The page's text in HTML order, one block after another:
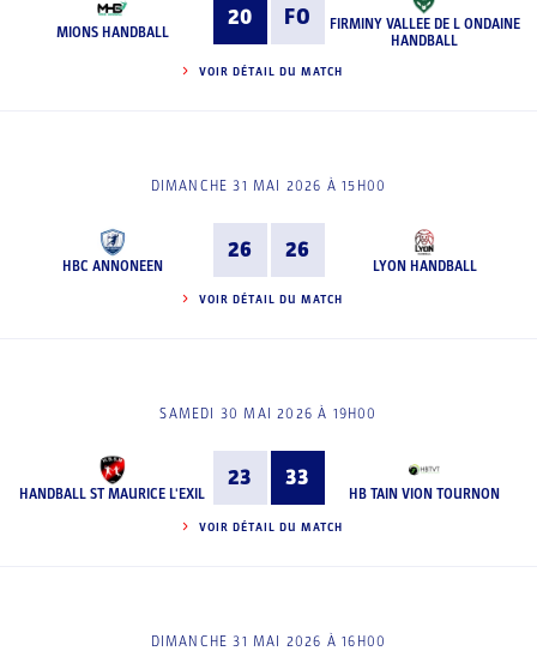
MIONS HANDBALL
20 FO
FIRMINY VALLEE DE L ONDAINE
HANDBALL
VOIR DÉTAIL DU MATCH
DIMANCHE 31 MAI 2026 À 15H00
HBC ANNONEEN
26 26
LYON HANDBALL
VOIR DÉTAIL DU MATCH
SAMEDI 30 MAI 2026 À 19H00
HANDBALL ST MAURICE L'EXIL
23 33
HB TAIN VION TOURNON
VOIR DÉTAIL DU MATCH
DIMANCHE 31 MAI 2026 À 16H00